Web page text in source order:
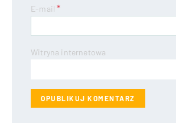
E-mail*
Witryna internetowa